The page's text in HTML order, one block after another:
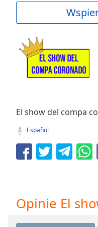
Current
Duration-:-
Loaded:
Stream
live,
behind
LIVE
Remaining
Time-
Playback
Rate
El show del compa
Español
Opinie El